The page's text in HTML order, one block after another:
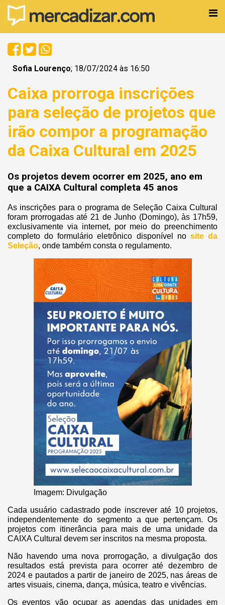
Sofia Lourenço; 18/07/2024 às 16:50
Caixa prorroga inscrições
para seleção de projetos que
irão compor a programação
da Caixa Cultural em 2025
Os projetos devem ocorrer em 2025, ano em
que a CAIXA Cultural completa 45 anos
As inscrições para o programa de Seleção Caixa Cultural
foram prorrogadas até 21 de Junho (Domingo), às 17h59,
exclusivamente via internet, por meio do preenchimento
completo do formulário eletrônico disponível no site da
Seleção, onde também consta o regulamento.
Imagem: Divulgação
Cada usuário cadastrado pode inscrever até 10 projetos,
independentemente do segmento a que pertençam. Os
projetos com itinerância para mais de uma unidade da
CAIXA Cultural devem ser inscritos na mesma proposta.
Não havendo uma nova prorrogação, a divulgação dos
resultados está prevista para ocorrer até dezembro de
2024 e pautados a partir de janeiro de 2025, nas áreas de
artes visuais, cinema, dança, música, teatro e vivências.
Os eventos vão ocupar as agendas das unidades em